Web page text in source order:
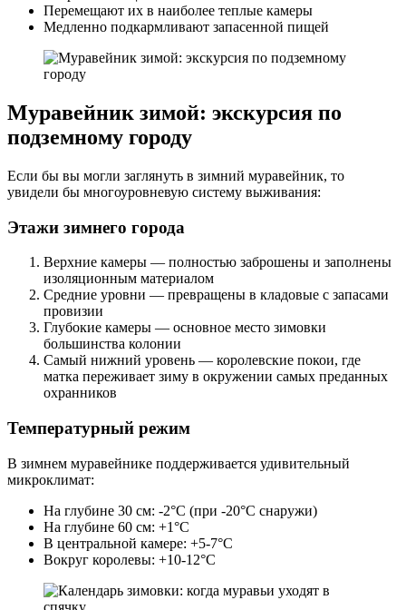
Перемещают их в наиболее теплые камеры
Медленно подкармливают запасенной пищей
Муравейник зимой: экскурсия по
подземному городу
Если бы вы могли заглянуть в зимний муравейник, то
увидели бы многоуровневую систему выживания:
Этажи зимнего города
Верхние камеры — полностью заброшены и заполнены
изоляционным материалом
Средние уровни — превращены в кладовые с запасами
провизии
Глубокие камеры — основное место зимовки
большинства колонии
Самый нижний уровень — королевские покои, где
матка переживает зиму в окружении самых преданных
охранников
Температурный режим
В зимнем муравейнике поддерживается удивительный
микроклимат:
На глубине 30 см: -2°C (при -20°C снаружи)
На глубине 60 см: +1°C
В центральной камере: +5-7°C
Вокруг королевы: +10-12°C